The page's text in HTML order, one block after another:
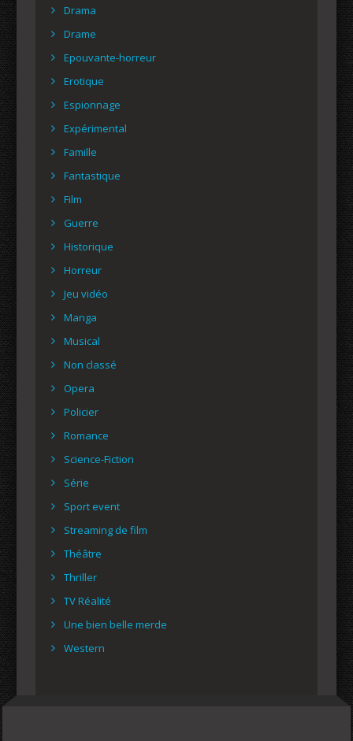
Drama
Drame
Epouvante-horreur
Erotique
Espionnage
Expérimental
Famille
Fantastique
Film
Guerre
Historique
Horreur
Jeu vidéo
Manga
Musical
Non classé
Opera
Policier
Romance
Science-Fiction
Série
Sport event
Streaming de film
Théâtre
Thriller
TV Réalité
Une bien belle merde
Western